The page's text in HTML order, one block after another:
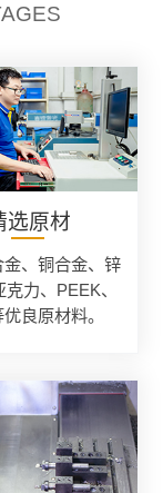
选原材
、铜合金、锌
力、PEEK、
良原材料。